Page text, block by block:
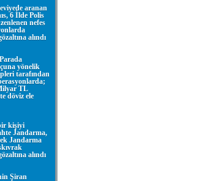
aranan
6 İlde Polis
nefes
alındı
yönelik
tarafından
TL
döviz ele
kişiyi
Jandarma,
Jandarma
alındı
Şiran